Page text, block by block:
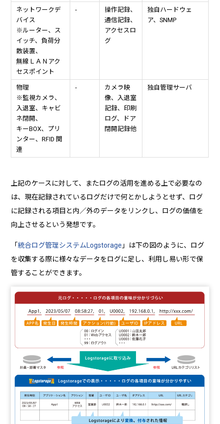
ネットワークデ
バイス
※ルーター、ス
イッチ、負荷分
散装置、
無線ＬＡＮアク
セスポイント
-
操作記録、
通信記録、
アクセスロ
グ
独自ハードウェ
ア、SNMP
物理
※監視カメラ、
入退室、キャビ
ネ閉開、
キーBOX、プリ
ンター、RFID 関
連
-
カメラ映
像、入退室
記録、印刷
ログ、ドア
閉開記録他
独自管理サーバ
上記のケースに対して、またログの活用を進める上で必要なの
は、現在記録されているログだけで何とかしようとせず、ログ
に記録される項目と内／外のデータをリンクし、ログの価値を
向上させるという発想です。
「統合ログ管理システムLogstorage 」は下の図のように、ログ
を収集する際に様々なデータをログに足し、利用し易い形で保
管することができます。